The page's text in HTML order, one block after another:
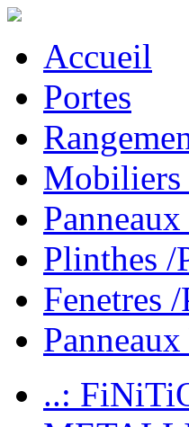
Accueil
Portes
Mobiliers
Plinthes /
Fenetres
..: